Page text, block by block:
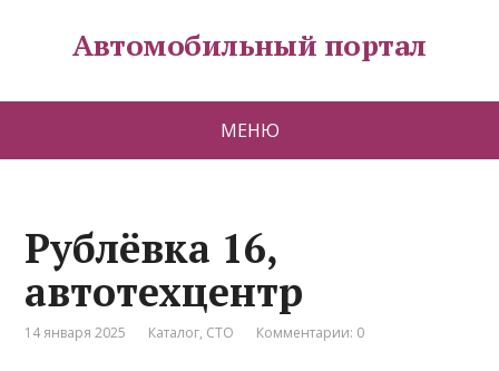
Автомобильный портал
МЕНЮ
Рублёвка 16,
автотехцентр
14 января 2025 Каталог, СТО Комментарии: 0